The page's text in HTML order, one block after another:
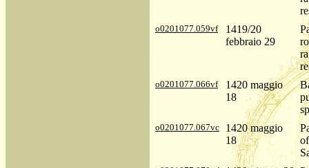
o0201077.059vf
1419/20
febbraio 29
o0201077.066vf
1420 maggio
18
o0201077.067vc
1420 maggio
18